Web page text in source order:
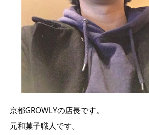
京都GROWLYの店長です。
元和菓子職人です。